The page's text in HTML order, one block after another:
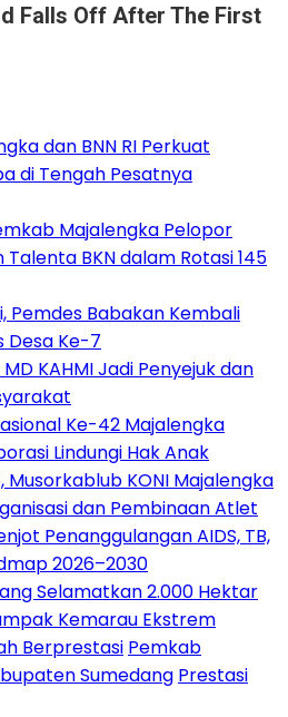
Falls Off After The First
dan BNN RI Perkuat
di Tengah Pesatnya
Majalengka Pelopor
BKN dalam Rotasi 145
Pemdes Babakan Kembali
Desa Ke-7
KAHMI Jadi Penyejuk dan
Ke-42 Majalengka
Lindungi Hak Anak
KONI Majalengka
dan Pembinaan Atlet
Penanggulangan AIDS, TB,
2026–2030
Selamatkan 2.000 Hektar
Kemarau Ekstrem
Berprestasi Pemkab
Sumedang Prestasi